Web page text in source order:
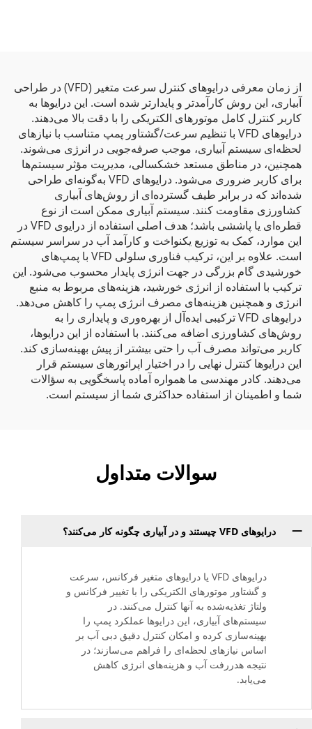
از زمان معرفی درایوهای کنترل سرعت متغیر (VFD) در طراحی
آبیاری، این روش کارآمدتر و پایدارتر شده است. این درایوها به
کاربر کنترل کامل موتورهای الکتریکی را با دقت بالا می‌دهند.
درایوهای VFD با تنظیم سرعت/گشتاور پمپ متناسب با نیازهای
لحظه‌ای سیستم آبیاری، موجب صرفه‌جویی در انرژی می‌شوند.
همچنین، در مناطق مستعد خشکسالی، مدیریت مؤثر سیستم‌ها
برای کاربر ضروری می‌شود. درایوهای VFD به‌گونه‌ای طراحی
شده‌اند که در برابر طیف گسترده‌ای از روش‌های آبیاری
کشاورزی مقاومت کنند. سیستم آبیاری ممکن است از نوع
قطره‌ای یا پاششی باشد؛ هدف اصلی استفاده از درایوی VFD در
این موارد، کمک به توزیع یکنواخت و کارآمد آب در سراسر سیستم
است. علاوه بر این، ترکیب فناوری سلولی VFD با پمپ‌های
خورشیدی گام بزرگی در جهت انرژی پایدار محسوب می‌شود. این
ترکیب با استفاده از انرژی خورشید، هزینه‌های مربوط به منبع
انرژی و همچنین هزینه‌های مصرف انرژی پمپ را کاهش می‌دهد.
درایوهای VFD ترکیبی ایده‌آل از بهره‌وری و پایداری را به
روش‌های کشاورزی اضافه می‌کنند. با استفاده از این درایوها،
کاربر می‌تواند مصرف آب را حتی بیشتر از پیش بهینه‌سازی کند.
این درایوها کنترل نهایی را در اختیار اپراتورهای سیستم قرار
می‌دهند. کادر مهندسی ما همواره آماده پاسخگویی به سؤالات
شما و اطمینان از استفاده حداکثری شما از سیستم است.
سوالات متداول
درایوهای VFD چیستند و در آبیاری چگونه کار می‌کنند؟
درایوهای VFD یا درایوهای متغیر فرکانس، سرعت
و گشتاور موتورهای الکتریکی را با تغییر فرکانس و
ولتاژ تغذیه‌شده به آنها کنترل می‌کنند. در
سیستم‌های آبیاری، این درایوها عملکرد پمپ را
بهینه‌سازی کرده و امکان کنترل دقیق دبی آب بر
اساس نیازهای لحظه‌ای را فراهم می‌سازند؛ در
نتیجه هدررفت آب و هزینه‌های انرژی کاهش
می‌یابد.